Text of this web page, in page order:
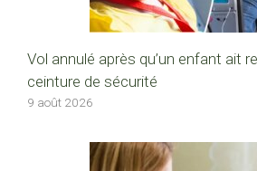
Vol annulé après qu’un enfant ait
ceinture de sécurité
9 août 2026